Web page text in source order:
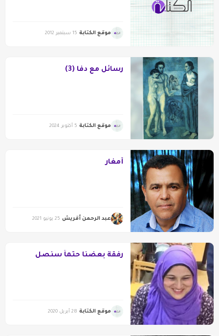
موقع الكتابة 15 سبتمبر 2012
رسائل مع دفا (3)
موقع الكتابة 5 أكتوبر 2024
أمغار
عبد الرحمن أقريش 25 يونيو 2021
رفقة بعضنا حتماً سنصل
موقع الكتابة 28 أبريل 2020